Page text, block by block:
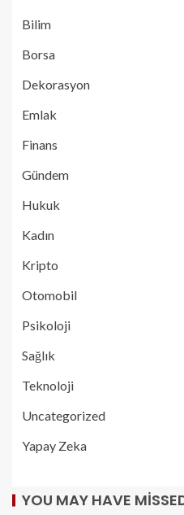
Bilim
Borsa
Dekorasyon
Emlak
Finans
Gündem
Hukuk
Kadın
Kripto
Otomobil
Psikoloji
Sağlık
Teknoloji
Uncategorized
Yapay Zeka
YOU MAY HAVE